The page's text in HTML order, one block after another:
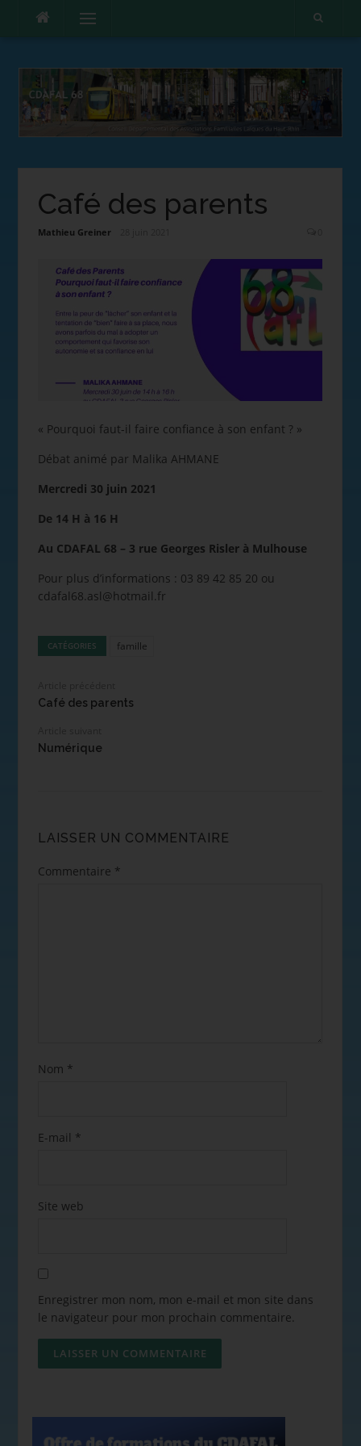
Menu
Café des parents
Mathieu Greiner
« Pourquoi faut-il faire confiance à son enfant ? »
Débat animé par Malika AHMANE
Mercredi 30 juin 2021
De 14 H à 16 H
Au CDAFAL 68 – 3 rue Georges Risler à Mulhouse
Pour plus d’informations : 03 89 42 85 20 ou
cdafal68.asl@hotmail.fr
CATÉGORIES famille
Café des parents
Numérique
LAISSER UN COMMENTAIRE
Commentaire *
Nom *
E-mail *
Site web
Enregistrer mon nom, mon e-mail et mon site dans
le navigateur pour mon prochain commentaire.